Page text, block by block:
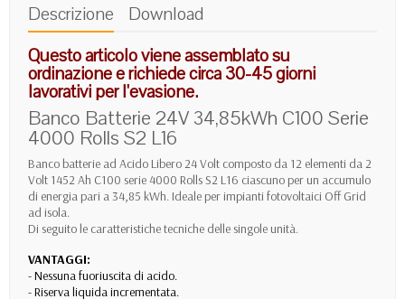
Descrizione
Download
Questo articolo viene assemblato su
ordinazione e richiede circa 30-45 giorni
lavorativi per l'evasione.
Banco Batterie 24V 34,85kWh C100 Serie
4000 Rolls S2 L16
Banco batterie ad Acido Libero 24 Volt composto da 12 elementi da 2
Volt 1452 Ah C100 serie 4000 Rolls S2 L16 ciascuno per un accumulo
di energia pari a 34,85 kWh. Ideale per impianti fotovoltaici Off Grid
ad isola.
Di seguito le caratteristiche tecniche delle singole unità.
VANTAGGI:
- Nessuna fuoriuscita di acido.
- Riserva liquida incrementata.